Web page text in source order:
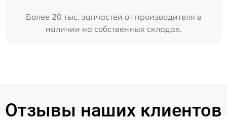
Более 20 тыс. запчастей от производителя в
наличии на собственных складах.
Отзывы наших клиентов